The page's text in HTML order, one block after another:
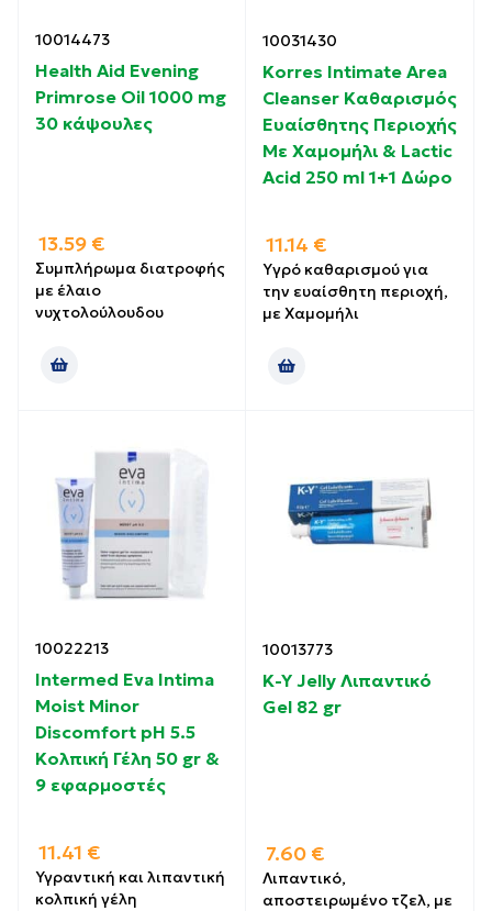
10014473
Health Aid Evening
Primrose Oil 1000 mg
30 κάψουλες
13.59 €
Συμπλήρωμα διατροφής
με έλαιο
νυχτολούλουδου
10031430
Korres Intimate Area
Cleanser Καθαρισμός
Ευαίσθητης Περιοχής
Με Χαμομήλι & Lactic
Acid 250 ml 1+1 Δώρο
11.14 €
Yγρό καθαρισμού για
την ευαίσθητη περιοχή,
με Χαμομήλι
10022213
Intermed Eva Intima
Moist Minor
Discomfort pH 5.5
Κολπική Γέλη 50 gr &
9 εφαρμοστές
11.41 €
Υγραντική και λιπαντική
κολπική γέλη
10013773
K-Y Jelly Λιπαντικό
Gel 82 gr
7.60 €
Λιπαντικό,
αποστειρωμένο τζελ, με